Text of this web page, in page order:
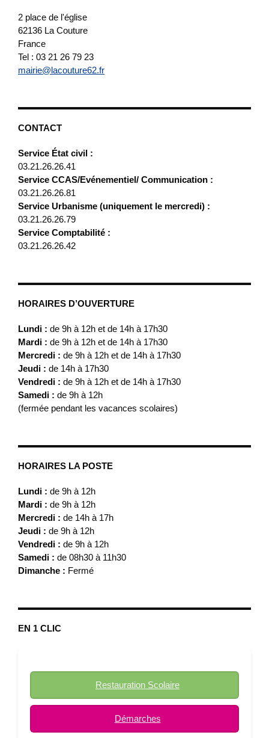
2 place de l'église
62136 La Couture
France
Tel : 03 21 26 79 23
mairie@lacouture62.fr
CONTACT
Service État civil :
03.21.26.26.41
Service CCAS/Evénementiel/ Communication :
03.21.26.26.81
Service Urbanisme (uniquement le mercredi) :
03.21.26.26.79
Service Comptabilité :
03.21.26.26.42
HORAIRES D’OUVERTURE
Lundi : de 9h à 12h et de 14h à 17h30
Mardi : de 9h à 12h et de 14h à 17h30
Mercredi : de 9h à 12h et de 14h à 17h30
Jeudi : de 14h à 17h30
Vendredi : de 9h à 12h et de 14h à 17h30
Samedi : de 9h à 12h
(fermée pendant les vacances scolaires)
HORAIRES LA POSTE
Lundi : de 9h à 12h
Mardi : de 9h à 12h
Mercredi : de 14h à 17h
Jeudi : de 9h à 12h
Vendredi : de 9h à 12h
Samedi : de 08h30 à 11h30
Dimanche : Fermé
EN 1 CLIC
Restauration Scolaire
Démarches